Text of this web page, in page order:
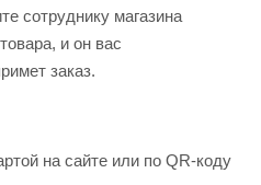
сотруднику магазина
и он вас
заказ.
на сайте или по QR-коду